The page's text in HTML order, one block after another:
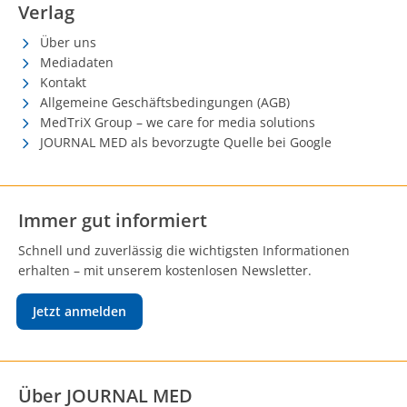
Verlag
Über uns
Mediadaten
Kontakt
Allgemeine Geschäftsbedingungen (AGB)
MedTriX Group – we care for media solutions
JOURNAL MED als bevorzugte Quelle bei Google
Immer gut informiert
Schnell und zuverlässig die wichtigsten Informationen
erhalten – mit unserem kostenlosen Newsletter.
Jetzt anmelden
Über JOURNAL MED